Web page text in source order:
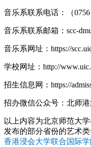
音乐系联系电话：（0756
音乐系联系邮箱：scc-
音乐系网址：https://
学校网址：http://
招生信息网：https://
招办微信公众号：北师
以上内容为北京师范大
发布的部分省份的艺术
香港浸会大学联合国际